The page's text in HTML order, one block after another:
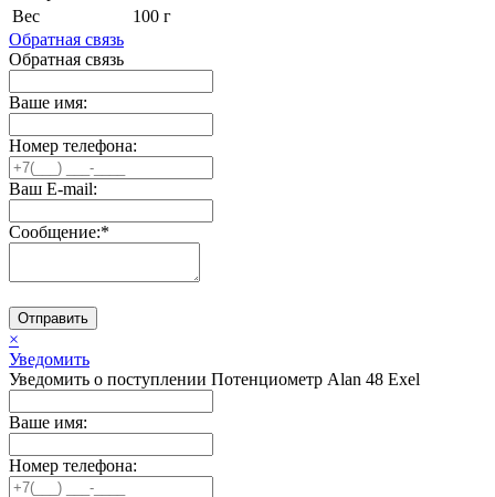
Вес
100 г
Обратная связь
Обратная связь
Ваше имя:
Номер телефона:
Ваш E-mail:
Сообщение:*
Отправить
×
Уведомить
Уведомить о поступлении Потенциометр Alan 48 Exel
Ваше имя:
Номер телефона: